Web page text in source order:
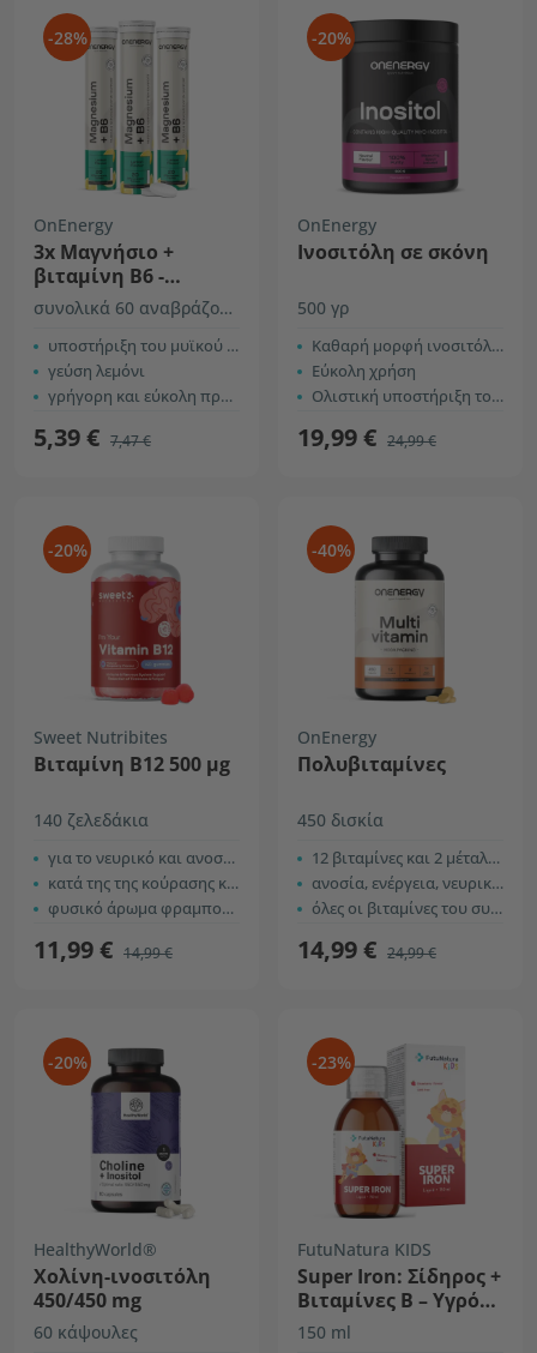
-28%
OnEnergy
3x Μαγνήσιο +
βιταμίνη Β6 -
αναβράζοντα δισκίασυνολικά 60 αναβράζοντα δισκία
υποστήριξη του μυϊκού και νευρικού συστήματος
γεύση λεμόνι
γρήγορη και εύκολη προετοιμασία
5,39 € 7,47 €
-20%
OnEnergy
Ινοσιτόλη σε σκόνη
500 γρ
Καθαρή μορφή ινοσιτόλης
Εύκολη χρήση
Ολιστική υποστήριξη του σώματος
19,99 € 24,99 €
-20%
Sweet Nutribites
Βιταμίνη B12 500 µg
140 ζελεδάκια
για το νευρικό και ανοσοποιητικό σύστημα
κατά της της κούρασης και της κόπωσης
φυσικό άρωμα φραμπουάζ
11,99 € 14,99 €
-40%
OnEnergy
Πολυβιταμίνες
450 δισκία
12 βιταμίνες και 2 μέταλλα
ανοσία, ενέργεια, νευρικό σύστημα, κ.α.
όλες οι βιταμίνες του συμπλέγματος B
14,99 € 24,99 €
-20%
HealthyWorld®
Χολίνη-ινοσιτόλη
450/450 mg
60 κάψουλες
-23%
FutuNatura KIDS
Super Iron: Σίδηρος +
Βιταμίνες Β – Υγρό
συμπλήρωμα
150 ml